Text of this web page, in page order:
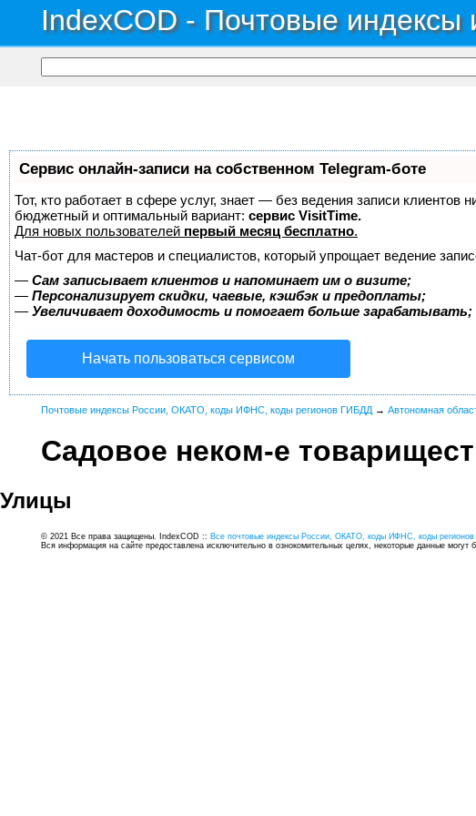
IndexCOD - Почтовые индексы
Сервис онлайн-записи на собственном Telegram-боте
Тот, кто работает в сфере услуг, знает — без ведения записи
бюджетный и оптимальный вариант: сервис VisitTime.
Для новых пользователей первый месяц бесплатно.
Чат-бот для мастеров и специалистов, который упрощает ведение
— Сам записывает клиентов и напоминает им о визите;
— Персонализирует скидки, чаевые, кэшбэк и предоплаты;
— Увеличивает доходимость и помогает больше зарабатывать;
Начать пользоваться сервисом
Почтовые индексы России, ОКАТО, коды ИФНС, коды регионов ГИБДД → Автономная
Садовое неком-е
Улицы
© 2021 Все права защищены. IndexCOD :: Все почтовые индексы России, ОКАТО, коды ИФНС, коды
Вся информация на сайте предоставлена исключительно в ознокомительных целях, некоторые данные могут